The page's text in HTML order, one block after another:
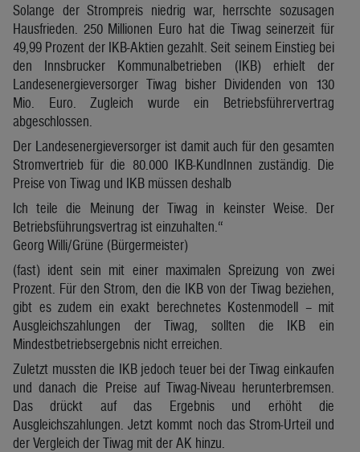
Solange der Strompreis niedrig war, herrschte sozusagen
Hausfrieden. 250 Millionen Euro hat die Tiwag seinerzeit für
49,99 Prozent der IKB-Aktien gezahlt. Seit seinem Einstieg bei
den Innsbrucker Kommunalbetrieben (IKB) erhielt der
Landesenergieversorger Tiwag bisher Dividenden von 130
Mio. Euro. Zugleich wurde ein Betriebsführervertrag
abgeschlossen.
Der Landesenergieversorger ist damit auch für den gesamten
Stromvertrieb für die 80.000 IKB-KundInnen zuständig. Die
Preise von Tiwag und IKB müssen deshalb
Ich teile die Meinung der Tiwag in keinster Weise. Der
Betriebsführungsvertrag ist einzuhalten.“
Georg Willi/Grüne (Bürgermeister)
(fast) ident sein mit einer maximalen Spreizung von zwei
Prozent. Für den Strom, den die IKB von der Tiwag beziehen,
gibt es zudem ein exakt berechnetes Kostenmodell – mit
Ausgleichszahlungen der Tiwag, sollten die IKB ein
Mindestbetriebsergebnis nicht erreichen.
Zuletzt mussten die IKB jedoch teuer bei der Tiwag einkaufen
und danach die Preise auf Tiwag-Niveau herunterbremsen.
Das drückt auf das Ergebnis und erhöht die
Ausgleichszahlungen. Jetzt kommt noch das Strom-Urteil und
der Vergleich der Tiwag mit der AK hinzu.